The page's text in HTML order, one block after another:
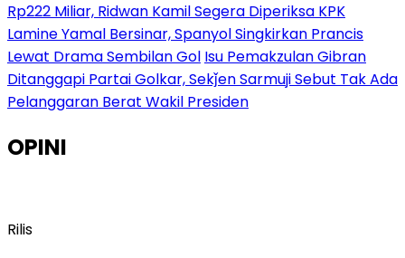
Rp222 Miliar, Ridwan Kamil Segera Diperiksa KPK
Lamine Yamal Bersinar, Spanyol Singkirkan Prancis
Lewat Drama Sembilan Gol Isu Pemakzulan Gibran
Ditanggapi Partai Golkar, Sekǰen Sarmuji Sebut Tak Ada
Pelanggaran Berat Wakil Presiden
OPINI
Rilis